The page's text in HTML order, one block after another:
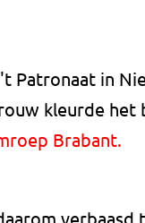
Patronaat in
kleurde het
Brabant.